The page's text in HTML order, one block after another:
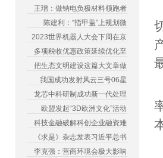
王瑨：做钠电负极材料领跑者
陈建利：“指甲盖”上规划微
2023世界机器人大会下周在京
多项税收优惠政策延续优化至
把生态文明建设这篇大文章做
我国成功发射风云三号06星
龙芯中科研制成功新一代处理
欧盟发起“3D欧洲文化”活动
科技金融破解科创企业融资难
《求是》杂志发表习近平总书
李克强：营商环境会极大影响